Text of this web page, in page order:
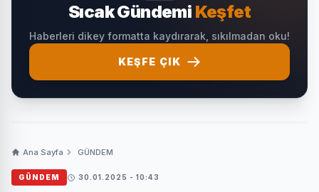
Sıcak Gündemi Keşfet
Haberleri dikey formatta kaydırarak, sıkılmadan oku!
KEŞFE ÇIK
Ana Sayfa GÜNDEM
GÜNDEM 30.01.2025 - 10:43